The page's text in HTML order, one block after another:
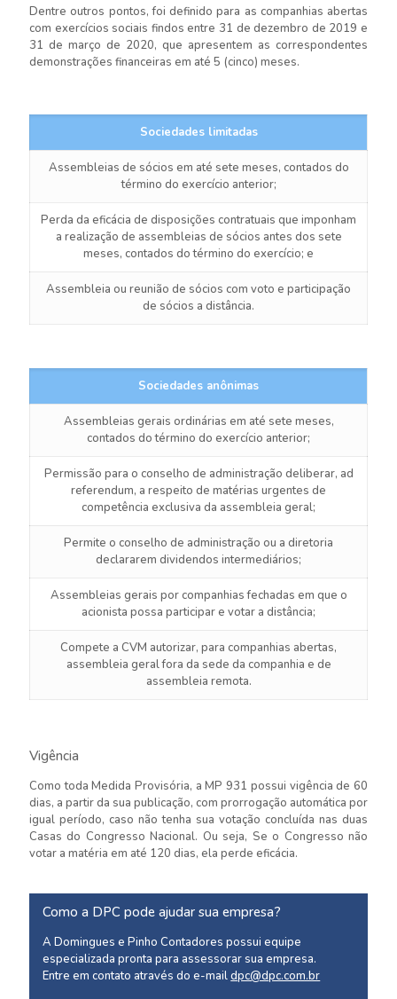
Dentre outros pontos, foi definido para as companhias abertas
com exercícios sociais findos entre 31 de dezembro de 2019 e
31 de março de 2020, que apresentem as correspondentes
demonstrações financeiras em até 5 (cinco) meses.
Sociedades limitadas
Assembleias de sócios em até sete meses, contados do
término do exercício anterior;
Perda da eficácia de disposições contratuais que imponham
a realização de assembleias de sócios antes dos sete
meses, contados do término do exercício; e
Assembleia ou reunião de sócios com voto e participação
de sócios a distância.
Sociedades anônimas
Assembleias gerais ordinárias em até sete meses,
contados do término do exercício anterior;
Permissão para o conselho de administração deliberar, ad
referendum, a respeito de matérias urgentes de
competência exclusiva da assembleia geral;
Permite o conselho de administração ou a diretoria
declararem dividendos intermediários;
Assembleias gerais por companhias fechadas em que o
acionista possa participar e votar a distância;
Compete a CVM autorizar, para companhias abertas,
assembleia geral fora da sede da companhia e de
assembleia remota.
Vigência
Como toda Medida Provisória, a MP 931 possui vigência de 60
dias, a partir da sua publicação, com prorrogação automática por
igual período, caso não tenha sua votação concluída nas duas
Casas do Congresso Nacional. Ou seja, Se o Congresso não
votar a matéria em até 120 dias, ela perde eficácia.
Como a DPC pode ajudar sua empresa?
A Domingues e Pinho Contadores possui equipe
especializada pronta para assessorar sua empresa.
Entre em contato através do e-maildpc@dpc.com.br